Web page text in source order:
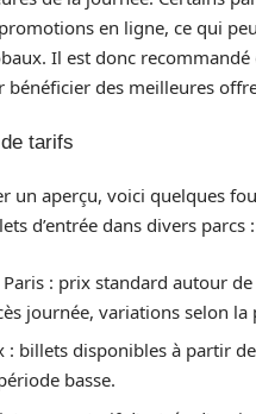
en ligne, ce qui
Il est donc
bénéficier des meilleures
tarifs
un aperçu, voici quelques
d’entrée dans divers parcs :
: prix standard autour
journée, variations selon la
: billets disponibles à partir
basse.